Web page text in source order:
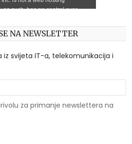
NA NEWSLETTER
iz svijeta IT-a, telekomunikacija i
za primanje newslettera na